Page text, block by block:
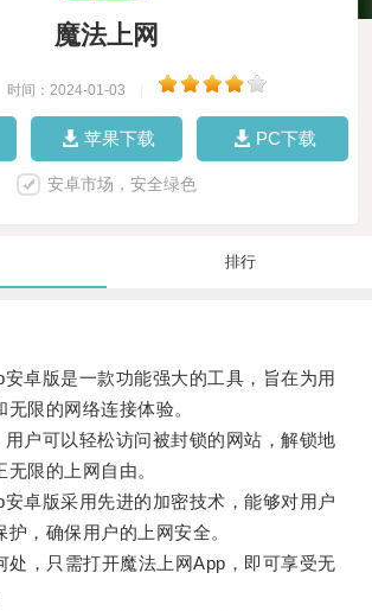
魔法上网
时间：2024-01-03
苹果下载 PC下载
安卓市场，安全绿色
排行
版是一款功能强大的工具，旨在为用
无限的网络连接体验。
可以轻松访问被封锁的网站，解锁地
限的上网自由。
版采用先进的加密技术，能够对用户
，确保用户的上网安全。
，只需打开魔法上网App，即可享受无